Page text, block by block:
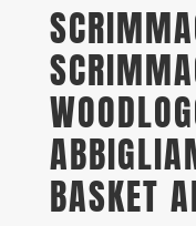
BASKET